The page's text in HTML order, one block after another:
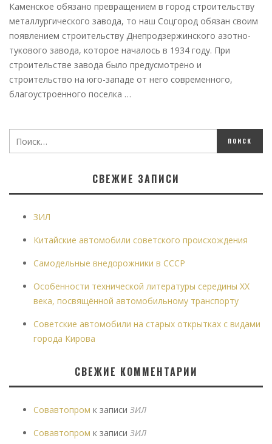
Каменское обязано превращением в город строительству
металлургического завода, то наш Соцгород обязан своим
появлением строительству Днепродзержинского азотно-
тукового завода, которое началось в 1934 году. При
строительстве завода было предусмотрено и
строительство на юго-западе от него современного,
благоустроенного поселка …
СВЕЖИЕ ЗАПИСИ
ЗИЛ
Китайские автомобили советского происхождения
Самодельные внедорожники в СССР
Особенности технической литературы середины XX
века, посвящённой автомобильному транспорту
Советские автомобили на старых открытках с видами
города Кирова
СВЕЖИЕ КОММЕНТАРИИ
Совавтопром к записи ЗИЛ
Совавтопром к записи ЗИЛ